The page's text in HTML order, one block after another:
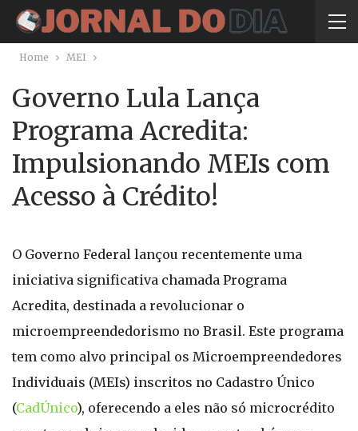
Home MEI
Governo Lula Lança
Programa Acredita:
Impulsionando MEIs com
Acesso à Crédito!
O Governo Federal lançou recentemente uma
iniciativa significativa chamada Programa
Acredita, destinada a revolucionar o
microempreendedorismo no Brasil. Este programa
tem como alvo principal os Microempreendedores
Individuais (MEIs) inscritos no Cadastro Único
(CadÚnico), oferecendo a eles não só microcrédito